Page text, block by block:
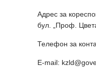
Адрес за
бул. „Проф.
Телефон за
E-mail: